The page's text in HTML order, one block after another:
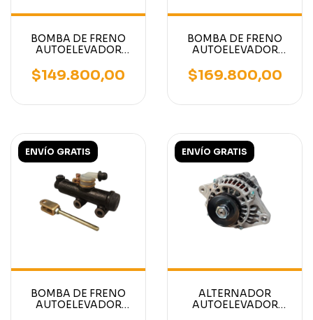
BOMBA DE FRENO
AUTOELEVADOR
CATERPILLAR
$149.800,00
BOMBA DE FRENO
AUTOELEVADOR
(Fijación 50mm) -
RDA
$169.800,00
ENVÍO GRATIS
BOMBA DE FRENO
AUTOELEVADOR
ENVÍO GRATIS
ALTERNADOR
AUTOELEVADOR